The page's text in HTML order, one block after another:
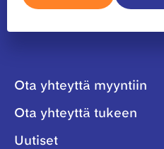
Ota yhteyttä myyntiin
Ota yhteyttä tukeen
Uutiset